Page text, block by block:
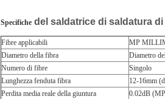
Specifiche del saldatrice di saldatura
Fibre applicabili
MP
Diametro della fibra
Diametro
Numero di fibre
Singolo
Lunghezza fenduta fibra
12-16mm
Perdita media reale della giuntura
0.02dB